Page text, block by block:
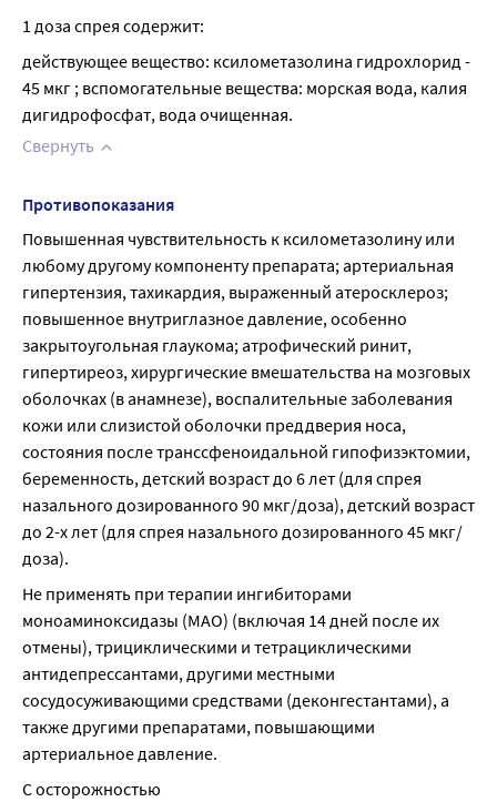
1 доза спрея содержит:
действующее вещество: ксилометазолина гидрохлорид -
45 мкг ; вспомогательные вещества: морская вода, калия
дигидрофосфат, вода очищенная.
Свернуть
Противопоказания
Повышенная чувствительность к ксилометазолину или
любому другому компоненту препарата; артериальная
гипертензия, тахикардия, выраженный атеросклероз;
повышенное внутриглазное давление, особенно
закрытоугольная глаукома; атрофический ринит,
гипертиреоз, хирургические вмешательства на мозговых
оболочках (в анамнезе), воспалительные заболевания
кожи или слизистой оболочки преддверия носа,
состояния после транссфеноидальной гипофизэктомии,
беременность, детский возраст до 6 лет (для спрея
назального дозированного 90 мкг/доза), детский возраст
до 2-х лет (для спрея назального дозированного 45 мкг/
доза).
Не применять при терапии ингибиторами
моноаминоксидазы (МАО) (включая 14 дней после их
отмены), трициклическими и тетрациклическими
антидепрессантами, другими местными
сосудосуживающими средствами (деконгестантами), а
также другими препаратами, повышающими
артериальное давление.
С осторожностью